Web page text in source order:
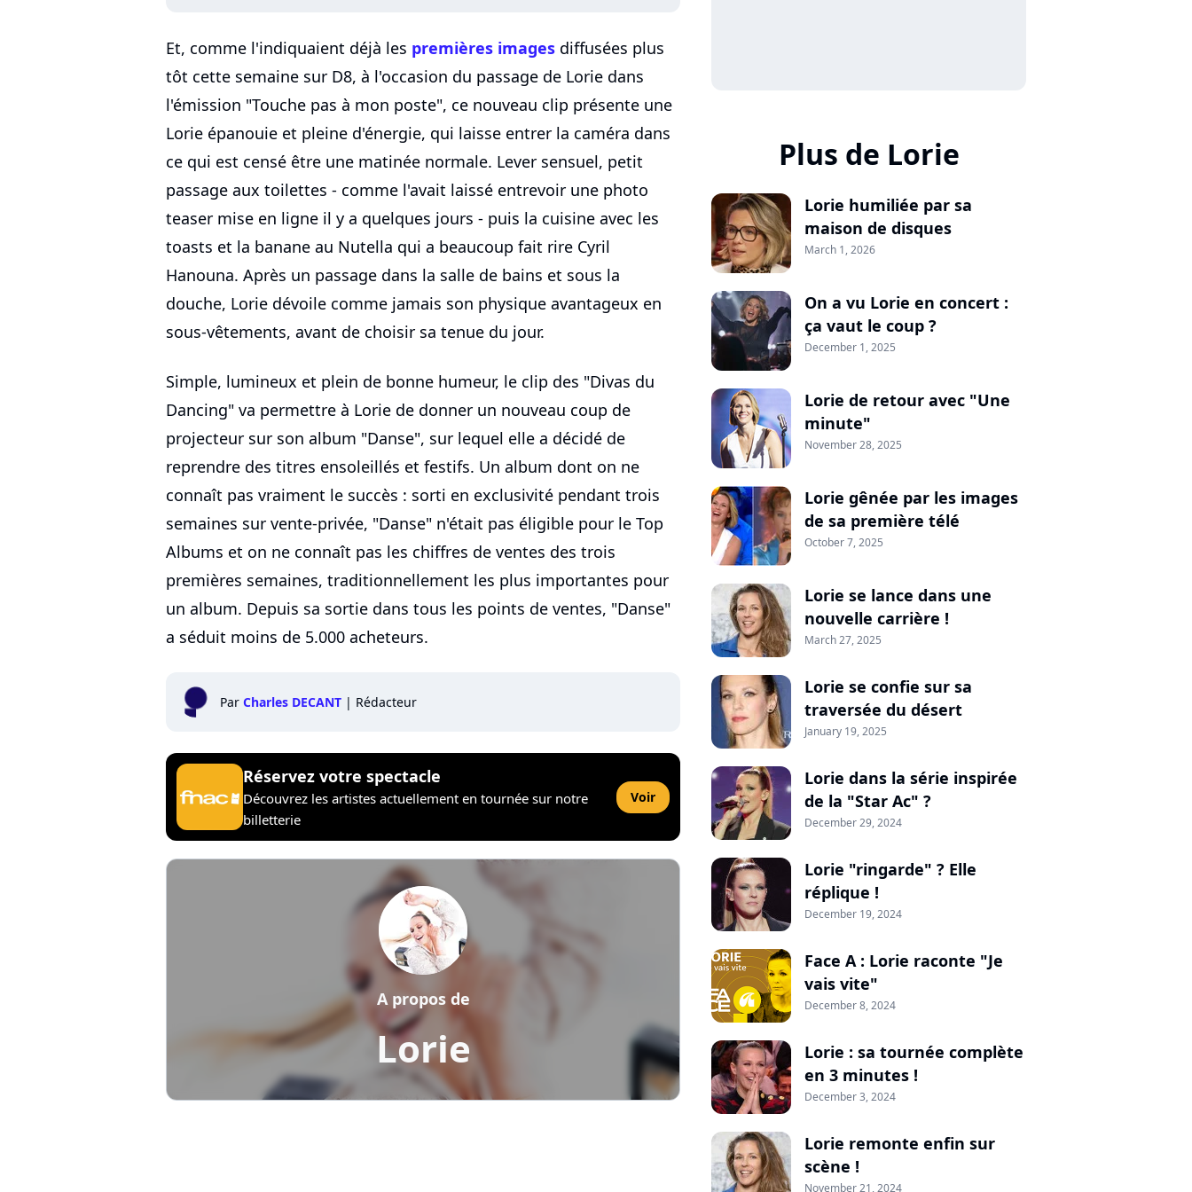
Et, comme l'indiquaient déjà les premières images diffusées plus
tôt cette semaine sur D8, à l'occasion du passage de Lorie dans
l'émission "Touche pas à mon poste", ce nouveau clip présente une
Lorie épanouie et pleine d'énergie, qui laisse entrer la caméra dans
ce qui est censé être une matinée normale. Lever sensuel, petit
passage aux toilettes - comme l'avait laissé entrevoir une photo
teaser mise en ligne il y a quelques jours - puis la cuisine avec les
toasts et la banane au Nutella qui a beaucoup fait rire Cyril
Hanouna. Après un passage dans la salle de bains et sous la
douche, Lorie dévoile comme jamais son physique avantageux en
sous-vêtements, avant de choisir sa tenue du jour.
Simple, lumineux et plein de bonne humeur, le clip des "Divas du
Dancing" va permettre à Lorie de donner un nouveau coup de
projecteur sur son album "Danse", sur lequel elle a décidé de
reprendre des titres ensoleillés et festifs. Un album dont on ne
connaît pas vraiment le succès : sorti en exclusivité pendant trois
semaines sur vente-privée, "Danse" n'était pas éligible pour le Top
Albums et on ne connaît pas les chiffres de ventes des trois
premières semaines, traditionnellement les plus importantes pour
un album. Depuis sa sortie dans tous les points de ventes, "Danse"
a séduit moins de 5.000 acheteurs.
Par Charles DECANT | Rédacteur
Réservez votre spectacle
Découvrez les artistes actuellement en tournée sur notre
billetterie
Voir
Lorie
A propos de
Plus de Lorie
Lorie humiliée par sa
maison de disques
March 1, 2026
On a vu Lorie en concert :
ça vaut le coup ?
December 1, 2025
Lorie de retour avec "Une
minute"
November 28, 2025
Lorie gênée par les images
de sa première télé
October 7, 2025
Lorie se lance dans une
nouvelle carrière !
March 27, 2025
Lorie se confie sur sa
traversée du désert
January 19, 2025
Lorie dans la série inspirée
de la "Star Ac" ?
December 29, 2024
Lorie "ringarde" ? Elle
réplique !
December 19, 2024
Face A : Lorie raconte "Je
vais vite"
December 8, 2024
Lorie : sa tournée complète
en 3 minutes !
December 3, 2024
Lorie remonte enfin sur
scène !
November 21, 2024